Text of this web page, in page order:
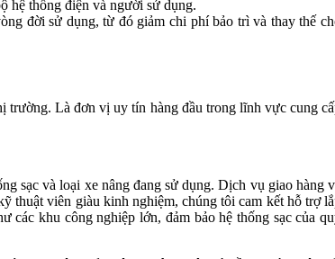
hệ thống điện và người sử dụng.
đời sử dụng, từ đó giảm chi phí bảo trì và thay thế
trường. Là đơn vị uy tín hàng đầu trong lĩnh vực cung
sạc và loại xe nâng đang sử dụng. Dịch vụ giao hàng
viên giàu kinh nghiệm, chúng tôi cam kết hỗ trợ
khu công nghiệp lớn, đảm bảo hệ thống sạc của